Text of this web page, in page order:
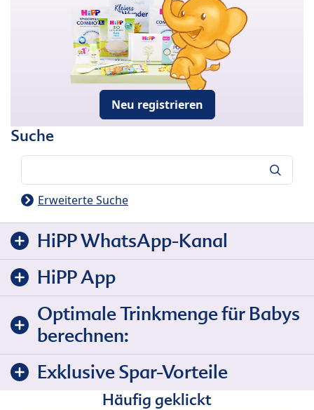
Neu registrieren
Suche
Erweiterte Suche
HiPP WhatsApp-Kanal
HiPP App
Optimale Trinkmenge für Babys
berechnen:
Exklusive Spar-Vorteile
Häufig geklickt